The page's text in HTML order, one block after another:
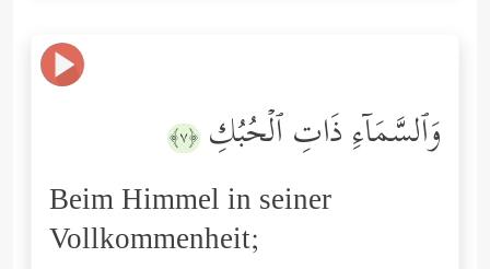
وَٱلسَّمَاۤءِ ذَاتِ ٱلۡحُبُكِ ﴿٧﴾
Beim Himmel in seiner
Vollkommenheit;